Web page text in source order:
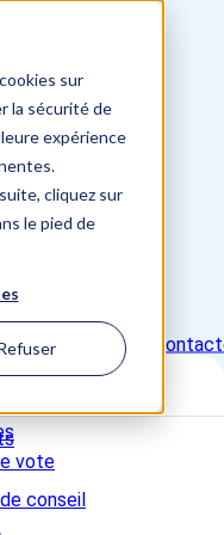
sur
la sécurité de
expérience
cliquez sur
le pied de
vote
conseil
vote
une démo Nous